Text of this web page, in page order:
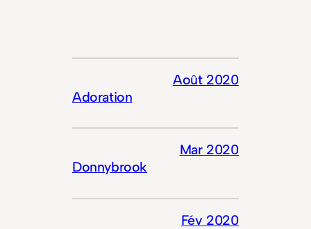
Adoration
Août 2020
Donnybrook
Mar 2020
Fév 2020